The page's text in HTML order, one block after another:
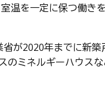
室温を一定に保つ働き
省が2020年までに新
のミネルギーハウス